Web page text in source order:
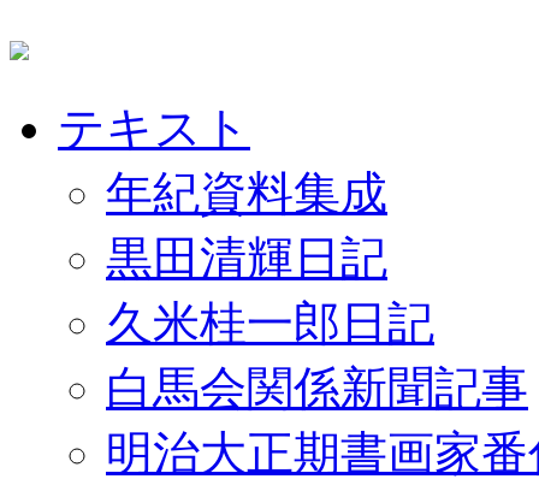
テキスト
年紀資料集成
黒田清輝日記
久米桂一郎日記
白馬会関係新聞記事
明治大正期書画家